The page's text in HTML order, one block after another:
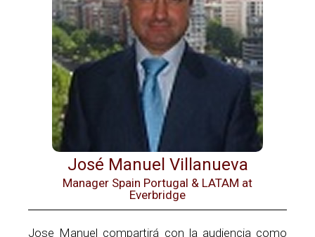
José Manuel Villanueva
Manager Spain Portugal & LATAM at
Everbridge
Jose Manuel compartirá con la audiencia como